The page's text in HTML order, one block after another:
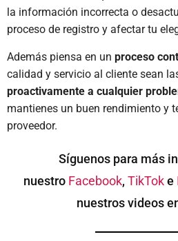
la información incorrecta o
proceso de registro y afectar tu
Además piensa en un proceso
calidad y servicio al cliente sean
proactivamente a cualquier
mantienes un buen rendimiento y
proveedor.
Síguenos para más
nuestro Facebook, TikToke
nuestros videos